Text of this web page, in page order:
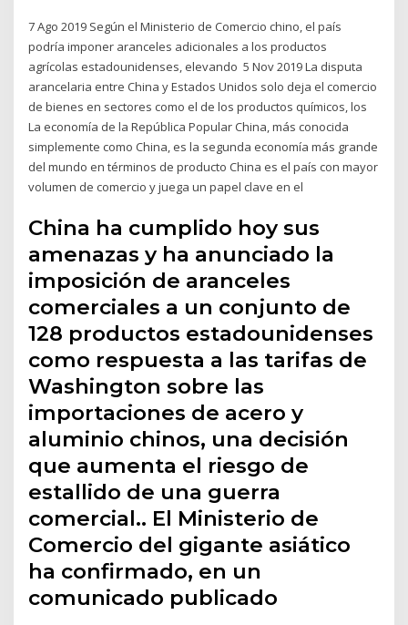
7 Ago 2019 Según el Ministerio de Comercio chino, el país
podría imponer aranceles adicionales a los productos
agrícolas estadounidenses, elevando 5 Nov 2019 La disputa
arancelaria entre China y Estados Unidos solo deja el comercio
de bienes en sectores como el de los productos químicos, los
La economía de la República Popular China, más conocida
simplemente como China, es la segunda economía más grande
del mundo en términos de producto China es el país con mayor
volumen de comercio y juega un papel clave en el
China ha cumplido hoy sus
amenazas y ha anunciado la
imposición de aranceles
comerciales a un conjunto de
128 productos estadounidenses
como respuesta a las tarifas de
Washington sobre las
importaciones de acero y
aluminio chinos, una decisión
que aumenta el riesgo de
estallido de una guerra
comercial.. El Ministerio de
Comercio del gigante asiático
ha confirmado, en un
comunicado publicado